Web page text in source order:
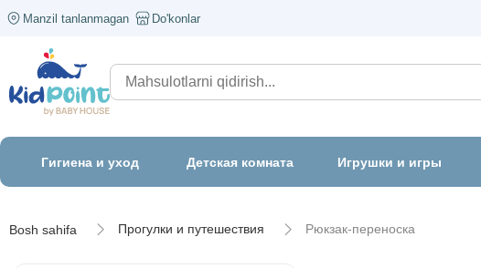
Manzil tanlanmagan Do'konlar
Гигиена и уход Детская комната Игрушки и игры
Bosh sahifa Прогулки и путешествия Рюкзак-переноска